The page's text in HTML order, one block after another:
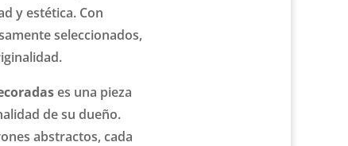
y estética. Con
seleccionados,
es una pieza
de su dueño.
abstractos, cada